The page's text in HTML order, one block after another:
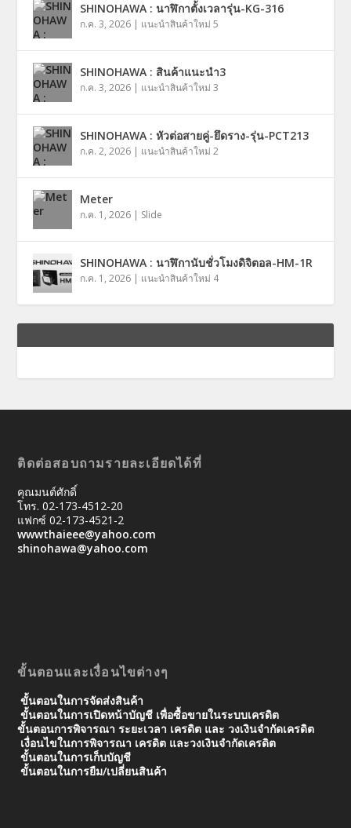
SHINOHAWA : นาฬิกาตั้งเวลารุ่น-KG-316
ก.ค. 3, 2026 | แนะนำสินค้าใหม่ 5
SHINOHAWA : สินค้าแนะนำ3
ก.ค. 3, 2026 | แนะนำสินค้าใหม่ 3
SHINOHAWA : หัวต่อสายคู่-ยึดราง-รุ่น-PCT213
ก.ค. 2, 2026 | แนะนำสินค้าใหม่ 2
Meter
ก.ค. 1, 2026 | Slide
SHINOHAWA : นาฬิกานับชั่วโมงดิจิตอล-HM-1R
ก.ค. 1, 2026 | แนะนำสินค้าใหม่ 4
ติดต่อสอบถามรายละเอียดได้ที่
คุณมนต์ศักดิ์
โทร. 02-173-4512-20
แฟกซ์ 02-173-4521-2
wwwthaieee@yahoo.com
shinohawa@yahoo.com
ขั้นตอนและเงื่อนไขต่างๆ
ขั้นตอนในการจัดส่งสินค้า
ขั้นตอนในการเปิดหน้าบัญชี เพื่อซื้อขายในระบบเครดิต
ขั้นตอนการพิจารณา ระยะเวลา เครดิต และ วงเงินจํากัดเครดิต
เงื่อนไขในการพิจารณา เครดิต และวงเงินจำกัดเครดิต
ขั้นตอนในการเก็บบัญชี
ขั้นตอนในการยืม/เปลี่ยนสินค้า